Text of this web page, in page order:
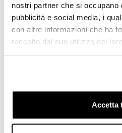
nostri partner che si occupano
pubblicità e social media, i
con altre informazioni che ha
raccolto dal suo utilizzo dei
Accetta
€ 53,00